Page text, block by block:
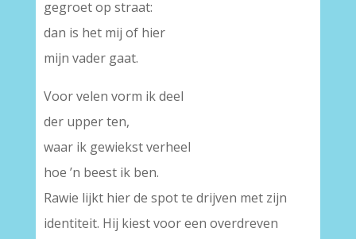
gegroet op straat:
dan is het mij of hier
mijn vader gaat.
Voor velen vorm ik deel
der upper ten,
waar ik gewiekst verheel
hoe ’n beest ik ben.
Rawie lijkt hier de spot te drijven met zijn
identiteit. Hij kiest voor een overdreven